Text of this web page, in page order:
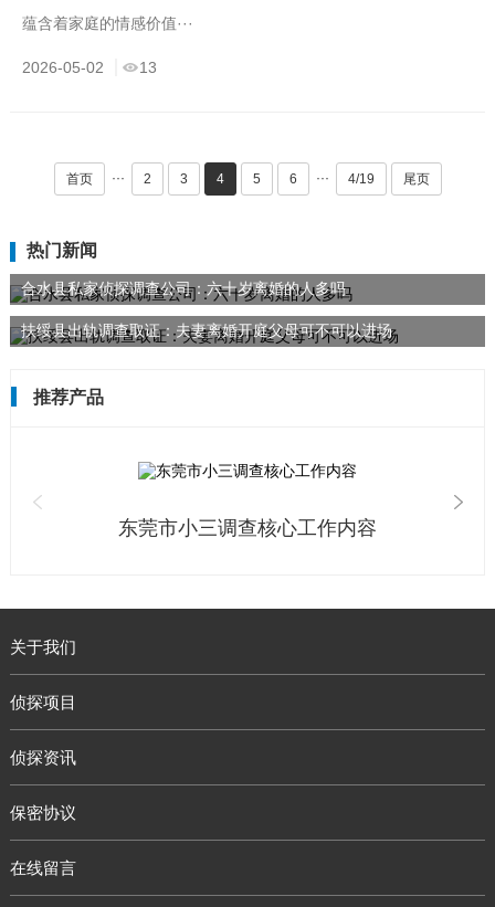
蕴含着家庭的情感价值···
2026-05-02 13
首页 ··· 2 3 4 5 6 ··· 4/19 尾页
热门新闻
合水县私家侦探调查公司：六十岁离婚的人多吗
扶绥县出轨调查取证：夫妻离婚开庭父母可不可以进场
推荐产品
东莞市小三调查核心工作内容
关于我们
侦探项目
侦探资讯
保密协议
在线留言